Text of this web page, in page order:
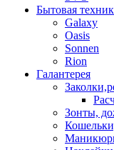
Бытовая
Galaxy
Oasis
Sonnen
Rion
Галантерея
Зонты,